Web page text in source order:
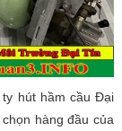
hút hầm cầu Đại
hàng đầu của